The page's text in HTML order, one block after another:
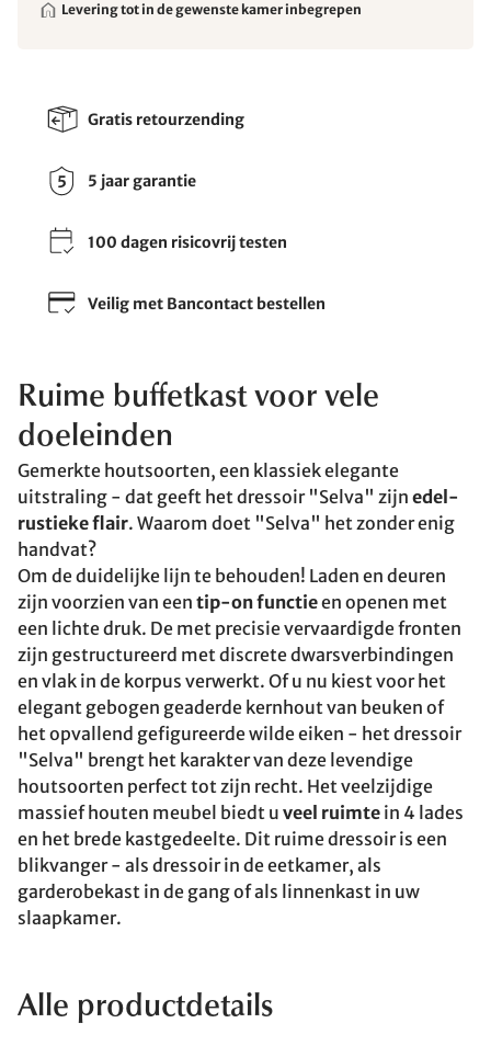
Levering tot in de gewenste kamer inbegrepen
Gratis retourzending
5 jaar garantie
100 dagen risicovrij testen
Veilig met Bancontact bestellen
Ruime buffetkast voor vele
doeleinden
Gemerkte houtsoorten, een klassiek elegante
uitstraling - dat geeft het dressoir "Selva" zijn edel-
rustieke flair. Waarom doet "Selva" het zonder enig
handvat?
Om de duidelijke lijn te behouden! Laden en deuren
zijn voorzien van een tip-on functieen openen met
een lichte druk. De met precisie vervaardigde fronten
zijn gestructureerd met discrete dwarsverbindingen
en vlak in de korpus verwerkt. Of u nu kiest voor het
elegant gebogen geaderde kernhout van beuken of
het opvallend gefigureerde wilde eiken - het dressoir
"Selva" brengt het karakter van deze levendige
houtsoorten perfect tot zijn recht. Het veelzijdige
massief houten meubel biedt u veel ruimte in 4 lades
en het brede kastgedeelte. Dit ruime dressoir is een
blikvanger - als dressoir in de eetkamer, als
garderobekast in de gang of als linnenkast in uw
slaapkamer.
Alle productdetails